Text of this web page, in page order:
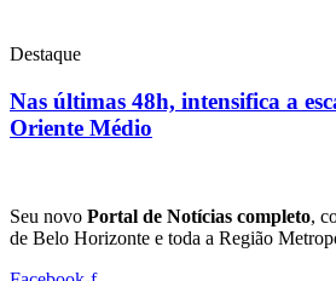
Destaque
Nas últimas 48h, intensifica a
Oriente Médio
Seu novo Portal de Notícias completo,
de Belo Horizonte e toda a Região